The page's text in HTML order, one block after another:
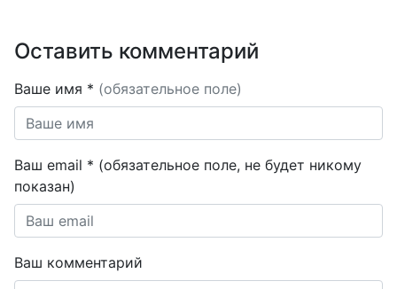
Оставить комментарий
Ваше имя * (обязательное поле)
Ваш email * (обязательное поле, не будет никому
показан)
Ваш комментарий